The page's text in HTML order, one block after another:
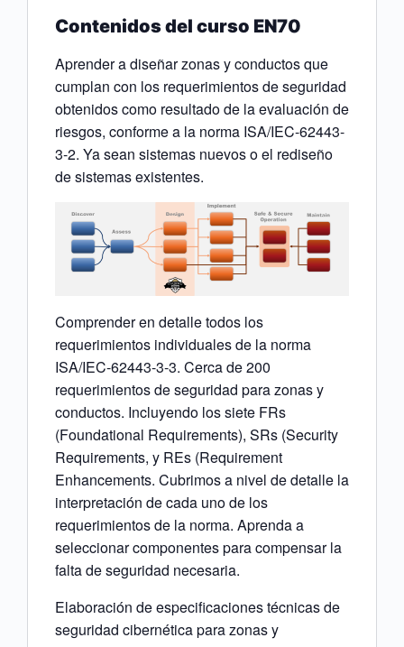
Contenidos del curso EN70
Aprender a diseñar zonas y conductos que
cumplan con los requerimientos de seguridad
obtenidos como resultado de la evaluación de
riesgos, conforme a la norma ISA/IEC-62443-
3-2. Ya sean sistemas nuevos o el rediseño
de sistemas existentes.
Comprender en detalle todos los
requerimientos individuales de la norma
ISA/IEC-62443-3-3. Cerca de 200
requerimientos de seguridad para zonas y
conductos. Incluyendo los siete FRs
(Foundational Requirements), SRs (Security
Requirements, y REs (Requirement
Enhancements. Cubrimos a nivel de detalle la
interpretación de cada uno de los
requerimientos de la norma. Aprenda a
seleccionar componentes para compensar la
falta de seguridad necesaria.
Elaboración de especificaciones técnicas de
seguridad cibernética para zonas y